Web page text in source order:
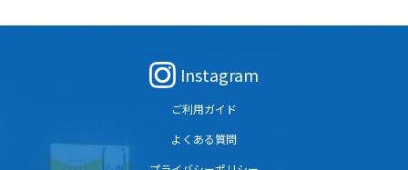
Instagram
ご利用ガイド
よくある質問